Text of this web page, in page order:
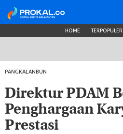
HOME TERPOPULER
PANGKALANBUN
Direktur PDAM
Penghargaan
Prestasi